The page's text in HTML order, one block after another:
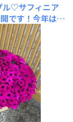
ル♡サフィニア
です！今年はキ
あまりにも可
せてしまうから
梅ちゃん二回
に育てやす